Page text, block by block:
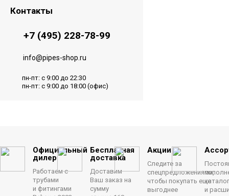
Контакты
+7 (495) 228-78-99
info@pipes-shop.ru
пн-пт: с 9:00 до 22:30
пн-пт: с 9:00 до 18:00 (офис)
Официальный
дилер
Работаем с
трубами
и фитингами
Бесплатная
доставка
Доставим
Ваш заказ на
сумму
Акции
Следите за
спецпредложениями,
чтобы покупать еще
выгоднее
и